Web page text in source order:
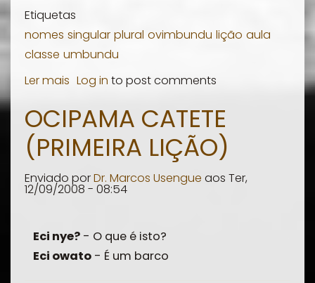
Etiquetas
nomes singular plural ovimbundu lição aula
classe umbundu
Ler mais sobre
síntese
da
classificação
dos
nomes
Log in to post comments
OCIPAMA CATETE
(PRIMEIRA LIÇÃO)
Enviado porDr. Marcos Usengue aos Ter,
12/09/2008 - 08:54
Eci nye? - O que é isto?
Eci owato - É um barco